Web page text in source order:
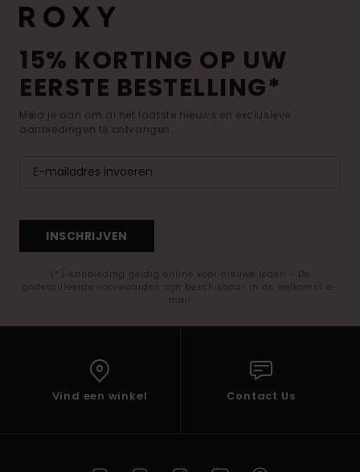
15% KORTING OP UW
EERSTE BESTELLING*
Meld je aan om al het laatste nieuws en exclusieve
aanbiedingen te ontvangen.
INSCHRIJVEN
(*) Aanbieding geldig online voor nieuwe leden - De
gedetailleerde voorwaarden zijn beschikbaar in de welkomst e-
mail
Vind een winkel Contact Us